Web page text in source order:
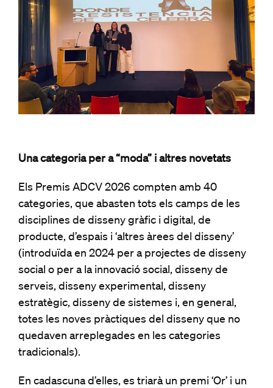
Una categoria per a “moda” i altres novetats
Els Premis ADCV 2026 compten amb 40
categories, que abasten tots els camps de les
disciplines de disseny gràfic i digital, de
producte, d’espais i ‘altres àrees del disseny’
(introduïda en 2024 per a projectes de disseny
social o per a la innovació social, disseny de
serveis, disseny experimental, disseny
estratègic, disseny de sistemes i, en general,
totes les noves pràctiques del disseny que no
quedaven arreplegades en les categories
tradicionals).
En cadascuna d’elles, es triarà un premi ‘Or’ i un